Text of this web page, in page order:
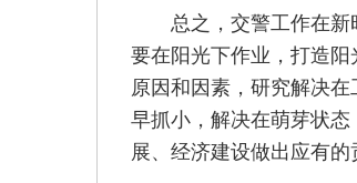
总之，交警工作在新
要在阳光下作业，打造
原因和因素，研究解决
早抓小，解决在萌芽状
展、经济建设做出应有的